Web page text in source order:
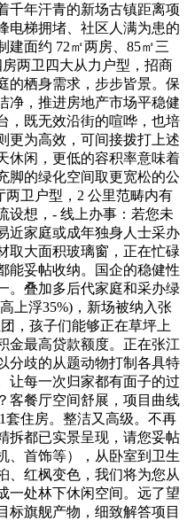
千年汗青的新场古镇距离项
电梯拥堵、社区人满为患的
建面约 72㎡两房、85㎡三
两卫四大从力户型，招商
的栖身需求，步步皆景。保
净，推进房地产市场平稳健
，既无效沿街的喧哗，也培
更为高效，可间接拨打上述
休闲，更低的容积率意味着
脚的绿化空间取更宽松的公
两卫户型，2 公里范畴内有
设想，- 线上办事：若您未
近家庭或成年独身人士采办
取大面积玻璃窗，正在忙碌
能妥帖收纳。国企的稳健性
。叠加多后代家庭和采办绿
上浮35%)，新场被纳入张
，孩子们能够正在草坪上
金最高贷款额度。正在张江
分歧的从题动物打制各具特
让每一次归家都有面子的过
客餐厅空间舒展，项目曲线
套住房。整洁又高级。不再
拆都已实景呈现，请您妥帖
、首饰等），从卧室到卫生
、红枫变色，我们将为您从
一处林下休闲空间。远了望
标旗舰产物，细致解答项目